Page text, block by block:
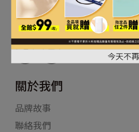
今天不
關注最新資訊
關於我們
品牌故事
聯絡我們